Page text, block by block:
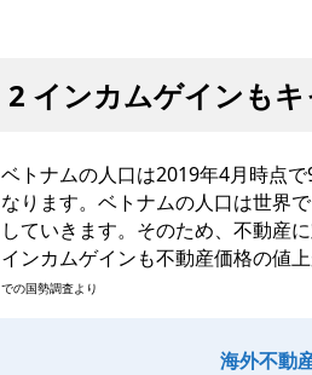
2 インカムゲインも
ベトナムの人口は2019年4月時点
なります。ベトナムの人口は世界
していきます。そのため、不動産
インカムゲインも不動産価格の値
での国勢調査より
海外不動